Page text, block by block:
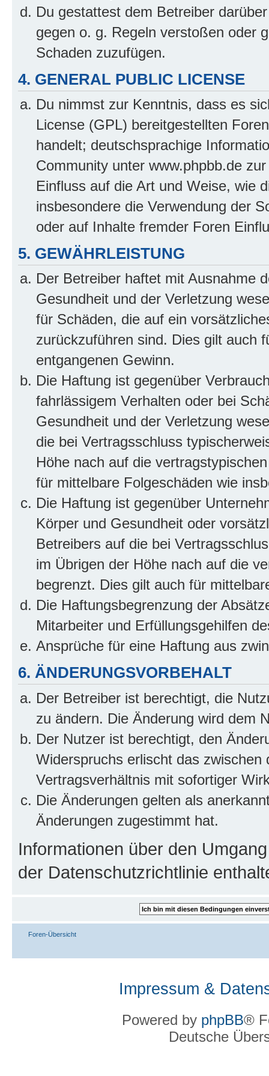
Du gestattest dem Betreiber
gegen o. g. Regeln verstoßen oder
Schaden zuzufügen.
4. GENERAL PUBLIC LICENSE
Du nimmst zur Kenntnis, dass es
License (GPL) bereitgestellten
handelt; deutschsprachige
Community unter www.phpbb.de
Einfluss auf die Art und Weise, wie
insbesondere die Verwendung der
oder auf Inhalte fremder Foren
5. GEWÄHRLEISTUNG
Der Betreiber haftet mit Ausnahme
Gesundheit und der Verletzung
für Schäden, die auf ein
zurückzuführen sind. Dies gilt auch
entgangenen Gewinn.
Die Haftung ist gegenüber
fahrlässigem Verhalten oder bei
Gesundheit und der Verletzung
die bei Vertragsschluss
Höhe nach auf die
für mittelbare Folgeschäden wie
Die Haftung ist gegenüber
Körper und Gesundheit oder
Betreibers auf die bei
im Übrigen der Höhe nach auf die
begrenzt. Dies gilt auch für
Die Haftungsbegrenzung der
Mitarbeiter und Erfüllungsgehilfen
Ansprüche für eine Haftung aus
6. ÄNDERUNGSVORBEHALT
Der Betreiber ist berechtigt, die
zu ändern. Die Änderung wird dem
Der Nutzer ist berechtigt, den
Widerspruchs erlischt das
Vertragsverhältnis mit sofortiger
Die Änderungen gelten als
Änderungen zugestimmt hat.
Informationen über den
der Datenschutzrichtlinie
Foren-Übersicht
Impressum &
Powered by phpBB®
Deutsche